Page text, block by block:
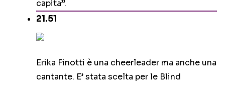
capita”.
21.51
Erika Finotti è una cheerleader ma anche una
cantante. E’ stata scelta per le Blind